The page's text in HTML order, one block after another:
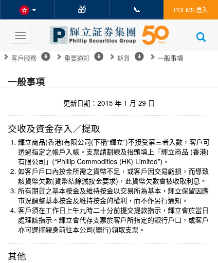
🎁 📞 POEMS 登入
Toggle
navigation
客戶服務 重要通知 期貨 一般事項
一般事項
更新日期：2015 年 1 月 29 日
交收及資金存入／提取
輝立商品(香港)有限公司(下稱“輝立”)不接受第三者入數，客戶可
透過指定之帳戶入帳。支票請劃線及抬頭填上「輝立商品 (香港)
有限公司」(“Phillip Commodities (HK) Limited”)。
如客戶戶口內按金所需之貨幣不足，或客戶因交易虧損，而導致
該貨幣欠數(貨幣結餘減按金要求)，此貨幣欠數會被收取利息。
所有期貨之基本按金及維持按金以交易所為基本，輝立保留因應
市況調整基本按金及維持按金的權利，而不作另行通知。
客戶須在工作日上午九時二十分前提交提款指示，輝立會於當日
處理該指示。輝立會代存支票於客戶所指定的銀行戶口，或客戶
亦可選擇親身前往本公司(總行)領取支票。
其他